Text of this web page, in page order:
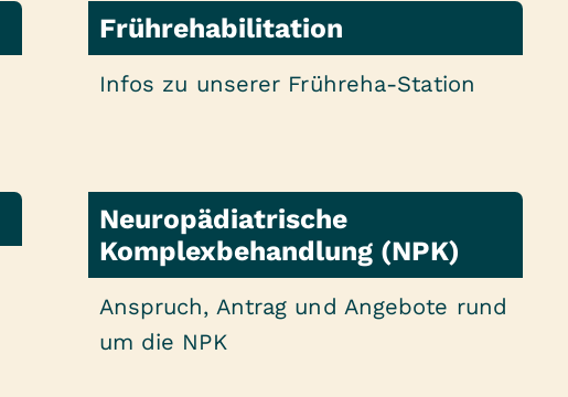
Frührehabilitation
Infos zu unserer Frühreha-Station
Neuropädiatrische
Komplexbehandlung (NPK)
Anspruch, Antrag und Angebote rund
um die NPK